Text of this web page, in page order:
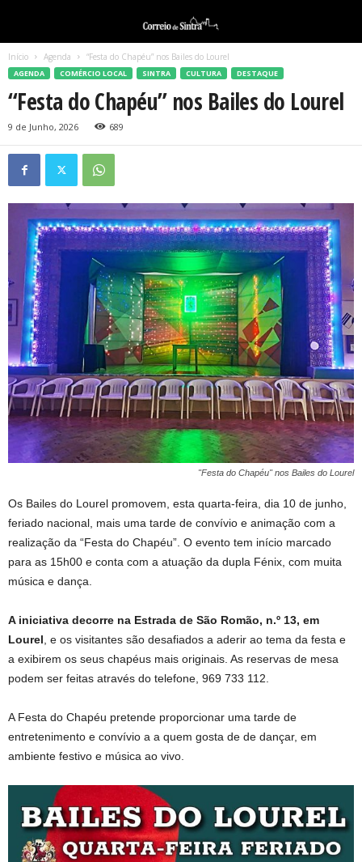
Início Agenda “Festa do Chapéu” nos Bailes do Lourel
AGENDA COMÉRCIO LOCAL SINTRA CULTURA DESTAQUE
“Festa do Chapéu” nos Bailes do Lourel
9 de Junho, 2026 689
"Festa do Chapéu" nos Bailes do Lourel
Os Bailes do Lourel promovem, esta quarta-feira, dia 10 de junho,
feriado nacional, mais uma tarde de convívio e animação com a
realização da “Festa do Chapéu”. O evento tem início marcado
para as 15h00 e conta com a atuação da dupla Fénix, com muita
música e dança.
A iniciativa decorre na Estrada de São Romão, n.º 13, em
Lourel , e os visitantes são desafiados a aderir ao tema da festa e
a exibirem os seus chapéus mais originais. As reservas de mesa
podem ser feitas através do telefone, 969 733 112.
A Festa do Chapéu pretende proporcionar uma tarde de
entretenimento e convívio a a quem gosta de de dançar, em
ambiente festivo e música ao vivo.